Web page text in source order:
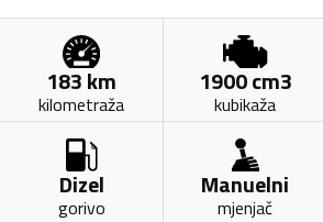
183km
kilometraža
1900cm3
kubikaža
Dizel
gorivo
Manuelni
mjenjač